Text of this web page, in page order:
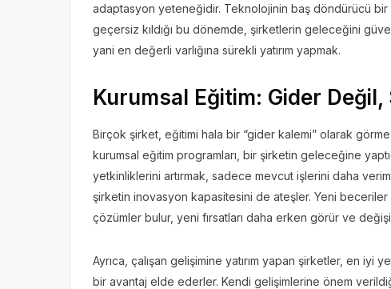
adaptasyon yeteneğidir. Teknolojinin baş döndürücü bir
geçersiz kıldığı bu dönemde, şirketlerin geleceğini
yani en değerli varlığına sürekli yatırım yapmak.
Kurumsal Eğitim: Gider Değil,
Birçok şirket, eğitimi hala bir “gider kalemi” olarak
kurumsal eğitim programları, bir şirketin geleceğine
yetkinliklerini artırmak, sadece mevcut işlerini daha
şirketin inovasyon kapasitesini de ateşler. Yeni beceriler
çözümler bulur, yeni fırsatları daha erken görür ve
Ayrıca, çalışan gelişimine yatırım yapan şirketler, en
bir avantaj elde ederler. Kendi gelişimlerine önem